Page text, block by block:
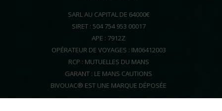
SARL AU CAPITAL DE 64000€
SIRET : 504 754 953 00017
APE : 7912Z
OPÉRATEUR DE VOYAGES : IM06412003
RCP : MUTUELLES DU MANS
GARANT : LE MANS CAUTIONS
BIVOUAC® EST UNE MARQUE DÉPOSÉE